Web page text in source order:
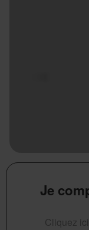
Je
Cliquez